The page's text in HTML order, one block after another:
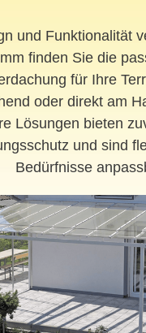
und Funktionalität
mm finden Sie die
für Ihre
oder direkt am
Lösungen bieten
und sind
Bedürfnisse